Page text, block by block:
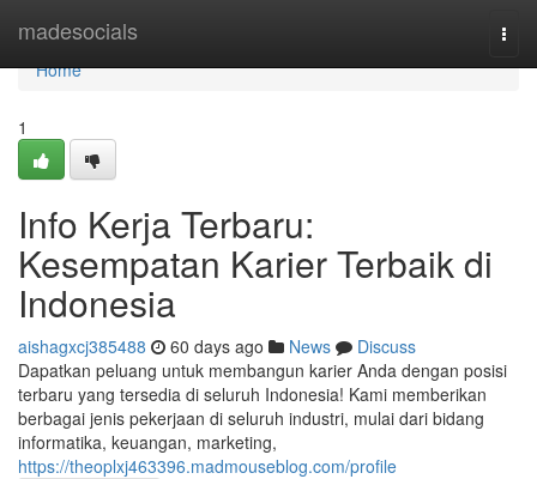
madesocials
Home
Home
1
Info Kerja Terbaru:
Kesempatan Karier Terbaik di
Indonesia
aishagxcj385488 60 days ago News
Discuss
Dapatkan peluang untuk membangun karier Anda dengan posisi
terbaru yang tersedia di seluruh Indonesia! Kami memberikan
berbagai jenis pekerjaan di seluruh industri, mulai dari bidang
informatika, keuangan, marketing,
https://theoplxj463396.madmouseblog.com/profile